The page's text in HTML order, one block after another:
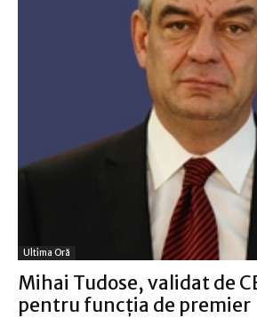
Ultima Oră
Mihai Tudose, validat de
pentru funcţia de premier